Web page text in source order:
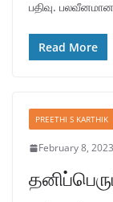
பதிவு.
Read More
PREETHI S KARTHIK
February 8, 2023